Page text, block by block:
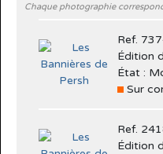
Chaque photographie
Ref.
Édition
État :
Sur
Ref.
Édition